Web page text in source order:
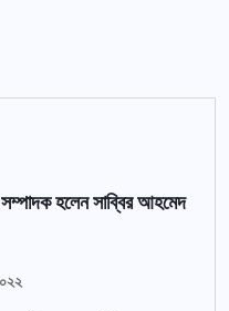
হলেন সাব্বির আহমেদ